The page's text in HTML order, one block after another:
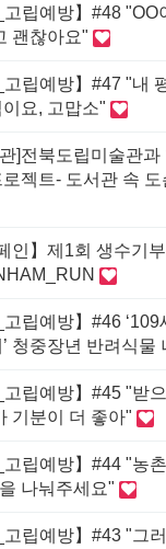
고립예방】#48 "OO
괜찮아요"
고립예방】#47 "내
요, 고맙소"
]전북도립미술관과
젝트- 도서관 속 도
인】제1회 생수기
고립예방】#46
청중장년 반려식물
고립예방】#45 "받
기분이 더 좋아"
고립예방】#44 "농
나눠주세요"
고립예방】#43 "그